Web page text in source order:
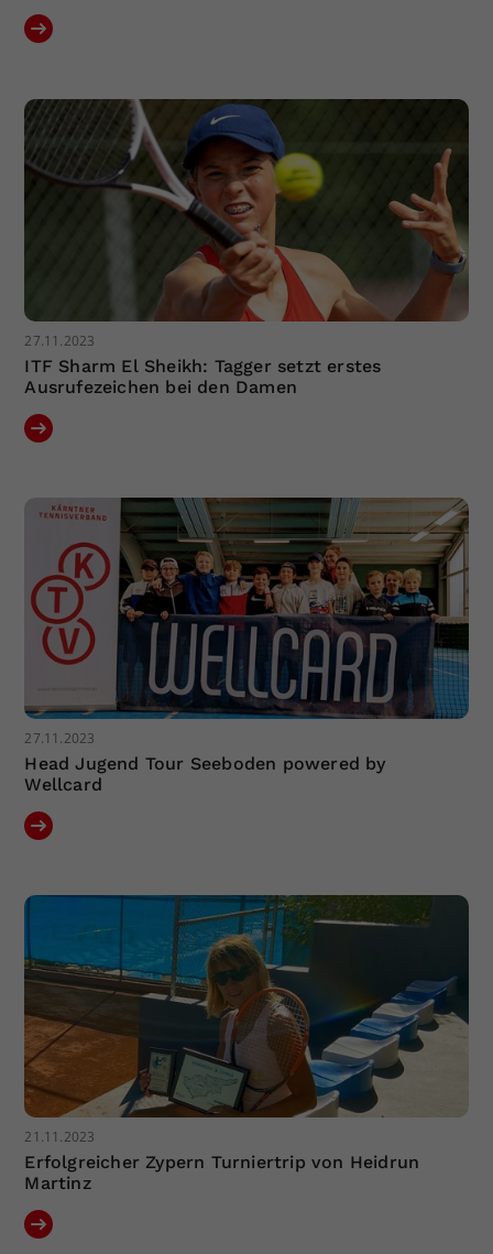
27.11.2023
ITF Sharm El Sheikh: Tagger setzt erstes
Ausrufezeichen bei den Damen
27.11.2023
Head Jugend Tour Seeboden powered by
Wellcard
21.11.2023
Erfolgreicher Zypern Turniertrip von Heidrun
Martinz